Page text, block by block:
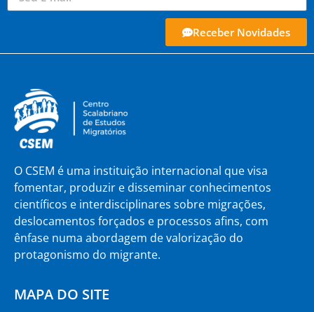
Receber Novidades
O CSEM é uma instituição internacional que visa
fomentar, produzir e disseminar conhecimentos
científicos e interdisciplinares sobre migrações,
deslocamentos forçados e processos afins, com
ênfase numa abordagem de valorização do
protagonismo do migrante.
MAPA DO SITE